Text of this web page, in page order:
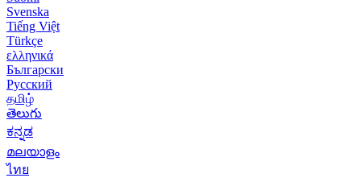
Svenska
Tiếng Việt
Türkçe
ελληνικά
Български
Русский
தமிழ்
తెలుగు
ಕನ್ನಡ
മലയാളം
ไทย